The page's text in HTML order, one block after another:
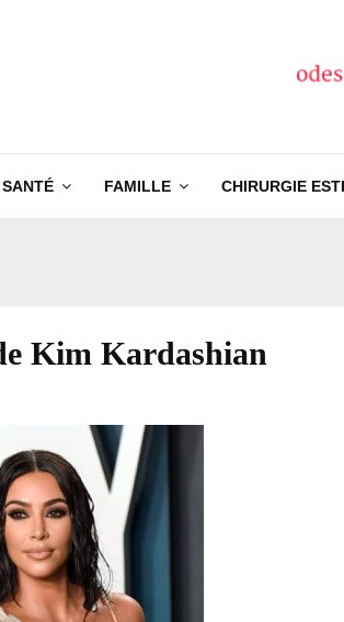
SANTÉ FAMILLE CHIRURGIE
Kim Kardashian